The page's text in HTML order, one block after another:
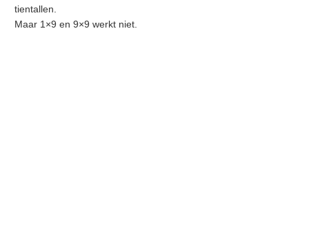
tientallen.
Maar 1×9 en 9×9 werkt niet.